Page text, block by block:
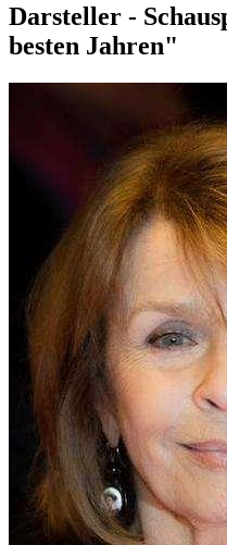
Darsteller -
besten Jahren"